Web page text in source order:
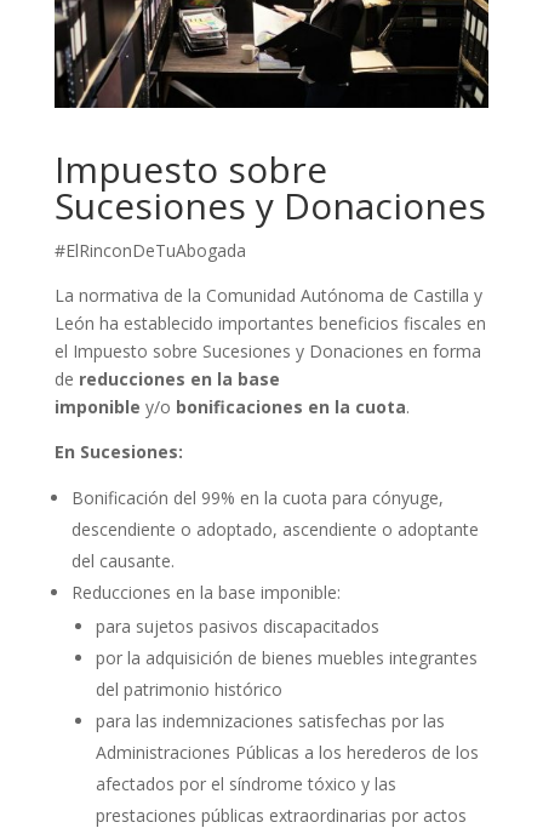
Impuesto sobre
Sucesiones y Donaciones
#ElRinconDeTuAbogada
La normativa de la Comunidad Autónoma de Castilla y
León ha establecido importantes beneficios fiscales en
el Impuesto sobre Sucesiones y Donaciones en forma
de reducciones en la base
imponible y/o bonificaciones en la cuota.
En Sucesiones:
Bonificación del 99% en la cuota para cónyuge,
descendiente o adoptado, ascendiente o adoptante
del causante.
Reducciones en la base imponible:
para sujetos pasivos discapacitados
por la adquisición de bienes muebles integrantes
del patrimonio histórico
para las indemnizaciones satisfechas por las
Administraciones Públicas a los herederos de los
afectados por el síndrome tóxico y las
prestaciones públicas extraordinarias por actos